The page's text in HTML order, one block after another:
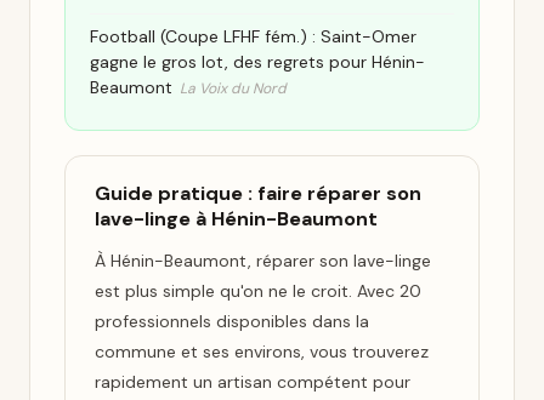
Football (Coupe LFHF fém.) : Saint-Omer
gagne le gros lot, des regrets pour Hénin-
Beaumont La Voix du Nord
Guide pratique : faire réparer son
lave-linge à Hénin-Beaumont
À Hénin-Beaumont, réparer son lave-linge
est plus simple qu'on ne le croit. Avec 20
professionnels disponibles dans la
commune et ses environs, vous trouverez
rapidement un artisan compétent pour